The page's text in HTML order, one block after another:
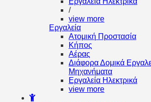
/
view more
Εργαλεία
Aτομική Προστασία
Kήπος
Αέρας
Διάφορα Δομικά
Μηχανήματα
Εργαλεία Ηλεκτρικά
view more